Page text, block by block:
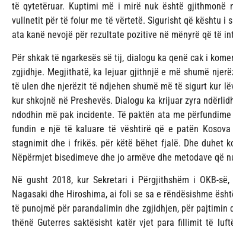
të qytetëruar. Kuptimi më i mirë nuk është gjithmonë
vullnetit për të folur me të vërtetë. Sigurisht që kështu i
ata kanë nevojë për rezultate pozitive në mënyrë që të
Për shkak të ngarkesës së tij, dialogu ka qenë cak i
zgjidhje. Megjithatë, ka lejuar gjithnjë e më shumë
të ulen dhe njerëzit të ndjehen shumë më të sigurt kur
kur shkojnë në Preshevës. Dialogu ka krijuar zyra
ndodhin më pak incidente. Të paktën ata me
fundin e një të kaluare të vështirë që e patën
stagnimit dhe i frikës. për këtë bëhet fjalë. Dhe duhet
Nëpërmjet bisedimeve dhe jo armëve dhe metodave që
Në gusht 2018, kur Sekretari i Përgjithshëm i OKB-
Nagasaki dhe Hiroshima, ai foli se sa e rëndësishme
të punojmë për parandalimin dhe zgjidhjen, për pajtimin
thënë Guterres saktësisht katër vjet para fillimit të